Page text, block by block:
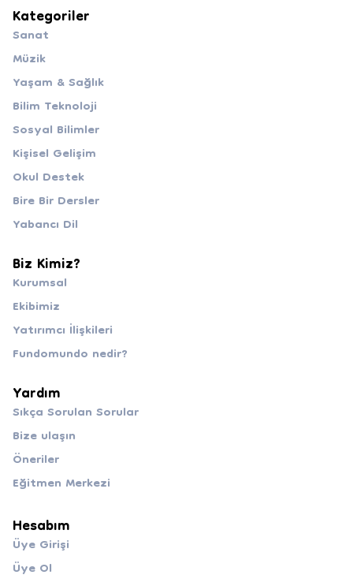
Kategoriler
Sanat
Müzik
Yaşam & Sağlık
Bilim Teknoloji
Sosyal Bilimler
Kişisel Gelişim
Okul Destek
Bire Bir Dersler
Yabancı Dil
Biz Kimiz?
Kurumsal
Ekibimiz
Yatırımcı İlişkileri
Fundomundo nedir?
Yardım
Sıkça Sorulan Sorular
Bize ulaşın
Öneriler
Eğitmen Merkezi
Hesabım
Üye Girişi
Üye Ol